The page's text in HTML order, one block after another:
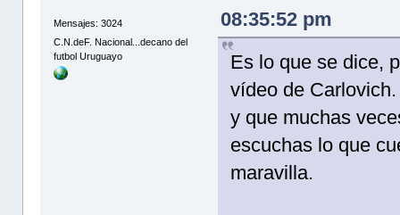
Mensajes: 3024
C.N.deF. Nacional...decano del
futbol Uruguayo
08:35:52 pm
Es lo que se dice,
vídeo de
y que muchas
escuchas lo que
maravilla.